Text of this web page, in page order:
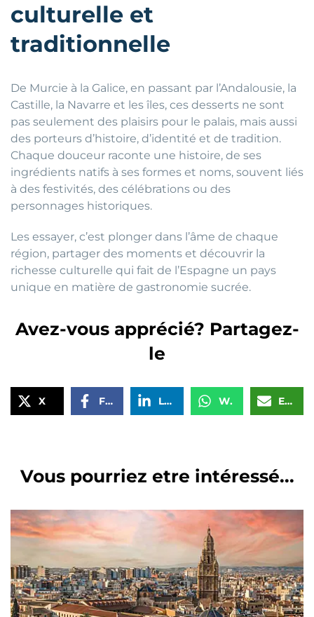
culturelle et
traditionnelle
De Murcie à la Galice, en passant par l’Andalousie, la
Castille, la Navarre et les îles, ces desserts ne sont
pas seulement des plaisirs pour le palais, mais aussi
des porteurs d’histoire, d’identité et de tradition.
Chaque douceur raconte une histoire, de ses
ingrédients natifs à ses formes et noms, souvent liés
à des festivités, des célébrations ou des
personnages historiques.
Les essayer, c’est plonger dans l’âme de chaque
région, partager des moments et découvrir la
richesse culturelle qui fait de l’Espagne un pays
unique en matière de gastronomie sucrée.
Avez-vous apprécié? Partagez-
le
X Facebook LinkedIn WhatsApp Email
Vous pourriez etre intéressé...